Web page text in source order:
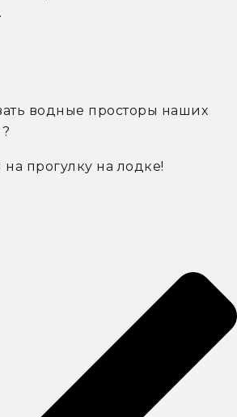
водные просторы наших
прогулку на лодке!